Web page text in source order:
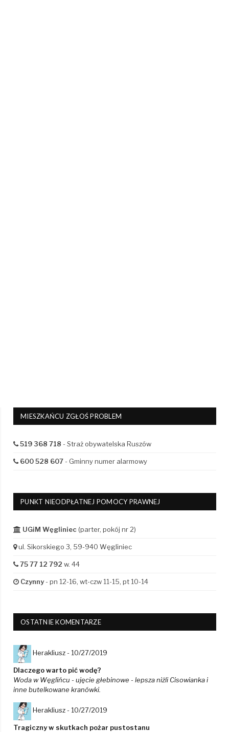
MIESZKAŃCU ZGŁOŚ PROBLEM
519 368 718 - Straż obywatelska Ruszów
600 528 607- Gminny numer alarmowy
PUNKT NIEODPŁATNEJ POMOCY PRAWNEJ
UGiM Węgliniec (parter, pokój nr 2)
ul. Sikorskiego 3, 59-940 Węgliniec
75 77 12 792 w. 44
Czynny- pn 12-16, wt-czw 11-15, pt 10-14
OSTATNIE KOMENTARZE
Herakliusz - 10/27/2019
Dlaczego warto pić wodę?
Woda w Węglińcu - ujęcie głebinowe - lepsza niżli Cisowianka i
inne butelkowane kranówki.
Herakliusz - 10/27/2019
Tragiczny w skutkach pożar pustostanu